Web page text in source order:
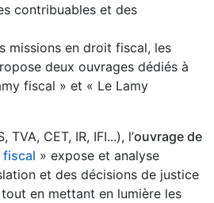
contribuables et des
missions en droit fiscal, les
deux ouvrages dédiés à
fiscal » et « Le Lamy
CET, IR, IFI...), l’ouvrage de
fiscal » expose et analyse
et des décisions de justice
en mettant en lumière les